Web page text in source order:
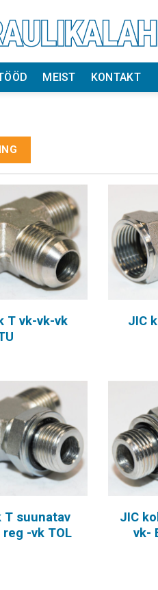
MEIST KONTAKT
T vk-vk-vk
JIC
T suunatav
reg -vk TOL
JIC
vk-